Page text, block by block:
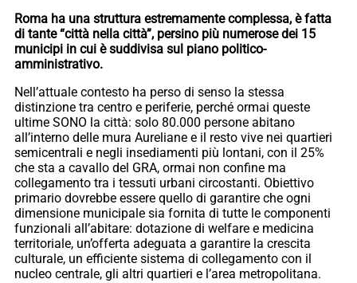
Roma ha una struttura estremamente complessa, è fatta
di tante “città nella città”, persino più numerose dei 15
municipi in cui è suddivisa sul piano politico-
amministrativo.
Nell’attuale contesto ha perso di senso la stessa
distinzione tra centro e periferie, perché ormai queste
ultime SONO la città: solo 80.000 persone abitano
all’interno delle mura Aureliane e il resto vive nei quartieri
semicentrali e negli insediamenti più lontani, con il 25%
che sta a cavallo del GRA, ormai non confine ma
collegamento tra i tessuti urbani circostanti. Obiettivo
primario dovrebbe essere quello di garantire che ogni
dimensione municipale sia fornita di tutte le componenti
funzionali all’abitare: dotazione di welfare e medicina
territoriale, un’offerta adeguata a garantire la crescita
culturale, un efficiente sistema di collegamento con il
nucleo centrale, gli altri quartieri e l’area metropolitana.